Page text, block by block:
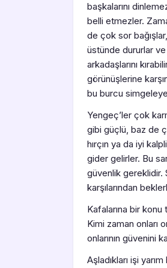
başkalarını
belli etmezler.
de çok sor
üstünde dururlar
arkadaşlarını
görünüşlerine
bu burcu
Yengeç’ler çok
gibi güçlü, baz de
hırçın ya da iyi
gider gelirler. Bu
güvenlik gereklidir.
karşılarından
Kafalarına bir
Kimi zaman onları
onlarının güvenini
Aşladıkları işi